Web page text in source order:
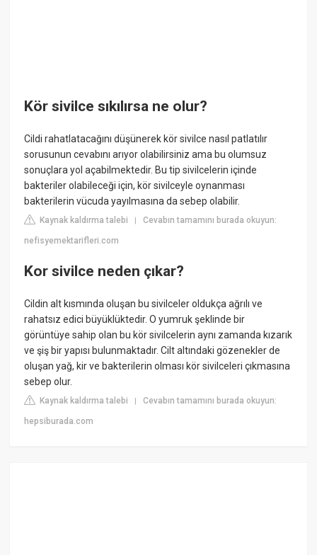
Kör sivilce sıkılırsa ne olur?
Cildi rahatlatacağını düşünerek kör sivilce nasıl patlatılır
sorusunun cevabını arıyor olabilirsiniz ama bu olumsuz
sonuçlara yol açabilmektedir. Bu tip sivilcelerin içinde
bakteriler olabileceği için, kör sivilceyle oynanması
bakterilerin vücuda yayılmasına da sebep olabilir.
Kaynak kaldırma talebi |Cevabın tamamını burada okuyun:
nefisyemektarifleri.com
Kor sivilce neden çıkar?
Cildin alt kısmında oluşan bu sivilceler oldukça ağrılı ve
rahatsız edici büyüklüktedir. O yumruk şeklinde bir
görüntüye sahip olan bu kör sivilcelerin aynı zamanda kızarık
ve şiş bir yapısı bulunmaktadır. Cilt altındaki gözenekler de
oluşan yağ, kir ve bakterilerin olması kör sivilceleri çıkmasına
sebep olur.
Kaynak kaldırma talebi |Cevabın tamamını burada okuyun:
hepsiburada.com